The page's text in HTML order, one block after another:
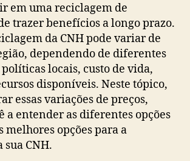
em uma reciclagem de
trazer benefícios a longo prazo.
da CNH pode variar de
dependendo de diferentes
locais, custo de vida,
disponíveis. Neste tópico,
essas variações de preços,
a entender as diferentes opções
melhores opções para a
CNH.